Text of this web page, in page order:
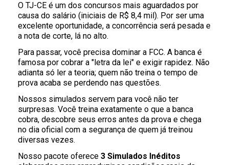
O TJ-CE é um dos concursos mais aguardados por
causa do salário (iniciais de R$ 8,4 mil). Por ser uma
excelente oportunidade, a concorrência será pesada e
a nota de corte, lá no alto.
Para passar, você precisa dominar a FCC. A banca é
famosa por cobrar a "letra da lei" e exigir rapidez. Não
adianta só ler a teoria; quem não treina o tempo de
prova acaba se perdendo nas questões.
Nossos simulados servem para você não ter
surpresas. Você treina exatamente o que a banca
cobra, descobre seus erros antes da prova e chega
no dia oficial com a segurança de quem já treinou
diversas vezes.
Nosso pacote oferece 3 Simulados Inéditos